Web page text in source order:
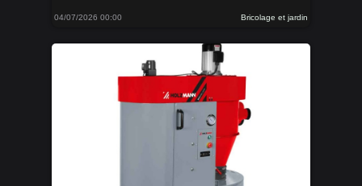
04/07/2026 00:00 Bricolage et jardin